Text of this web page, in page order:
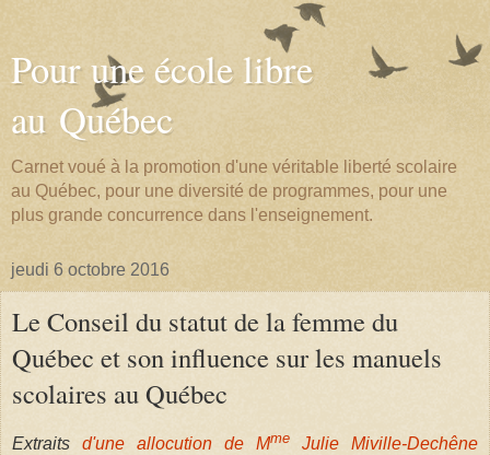
Pour une école libre
au Québec
Carnet voué à la promotion d'une véritable liberté scolaire
au Québec, pour une diversité de programmes, pour une
plus grande concurrence dans l'enseignement.
jeudi 6 octobre 2016
Le Conseil du statut de la femme du
Québec et son influence sur les manuels
scolaires au Québec
Extraits d'une allocution de Mme Julie Miville-Dechêne